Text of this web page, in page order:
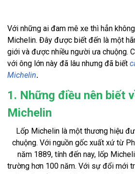
Với những ai đam mê xe thì hẳn
Michelin. Đây được biết đến là một
giới và được nhiều người ưa chuộng.
với ông lớn này đã lâu nhưng đã biết
Michelin.
1. Những điều nên biết
Michelin
Lốp Michelin là một thương hiệu
chuộng. Với nguồn gốc xuất xứ từ
năm 1889, tính đến nay, lốp
trường hơn 100 năm. Với sự đổi mới